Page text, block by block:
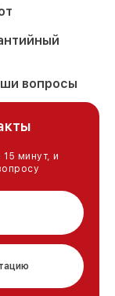
вопросы
минут, и